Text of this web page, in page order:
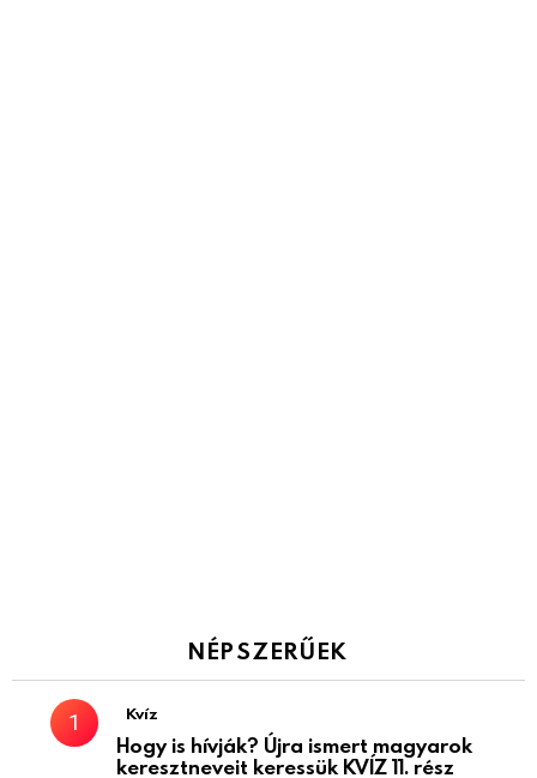
NÉPSZERŰEK
Kvíz
Hogy is hívják? Újra ismert magyarok
keresztneveit keressük KVÍZ 11. rész